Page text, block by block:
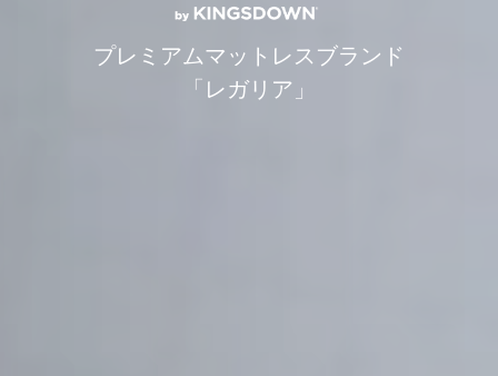
プレミアムマットレスブランド
「レガリア」